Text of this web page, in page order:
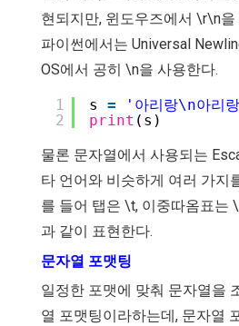
현되지만, 윈도우즈에서 \r\n을
파이썬에서는 Universal
OS에서 공히 \n을 사용한다.
1
2
s =
'아리랑\n아리
print (s)
물론 문자열에서 사용되는
타 언어와 비슷하게 여러 가지
를 들어 탭은 \t, 이중따옴표는
과 같이 표현한다.
문자열 포맷팅
일정한 포맷에 맞춰 문자열을
열 포맷팅이라하는데, 문자열